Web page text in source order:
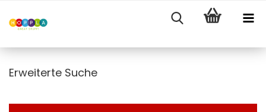
Erweiterte Suche